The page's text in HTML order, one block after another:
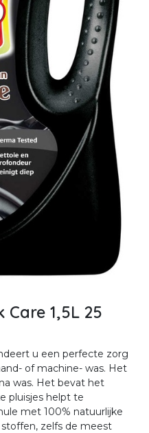
Care 1,5L 25
u een perfecte zorg
of machine- was. Het
was. Het bevat het
pluisjes helpt te
met 100% natuurlijke
zelfs de meest